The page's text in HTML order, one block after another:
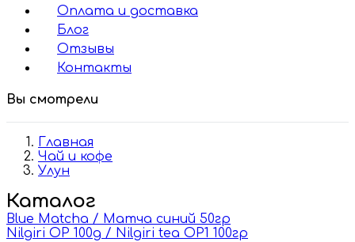
Оплата и доставка
Блог
Отзывы
Контакты
Вы смотрели
Главная
Чай и кофе
Улун
Каталог
Blue Matcha / Матча синий 50гр
Nilgiri OP 100g / Nilgiri tea OP1 100гр